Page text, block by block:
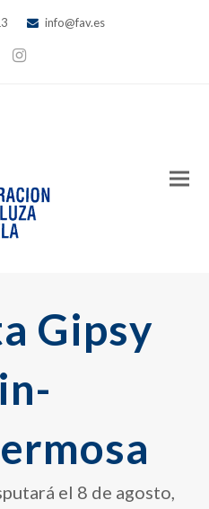
info@fav.es
Instagram
Gipsy
el 8 de agosto,